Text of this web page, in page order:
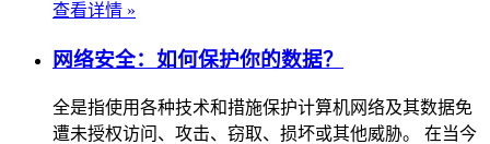
查看详情 »
网络安全：如何保护你的数据？
全是指使用各种技术和措施保护计算机网络及其数据免
遭未授权访问、攻击、窃取、损坏或其他威胁。 在当今